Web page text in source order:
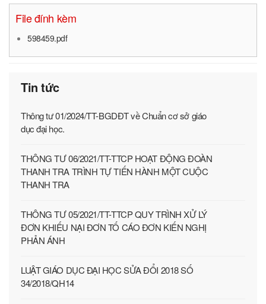
File đính kèm
598459.pdf
Tin tức
Thông tư 01/2024/TT-BGDĐT về Chuẩn cơ sở giáo
dục đại học.
THÔNG TƯ 06/2021/TT-TTCP HOẠT ĐỘNG ĐOÀN
THANH TRA TRÌNH TỰ TIẾN HÀNH MỘT CUỘC
THANH TRA
THÔNG TƯ 05/2021/TT-TTCP QUY TRÌNH XỬ LÝ
ĐƠN KHIẾU NẠI ĐƠN TỐ CÁO ĐƠN KIẾN NGHỊ
PHẢN ÁNH
LUẬT GIÁO DỤC ĐẠI HỌC SỬA ĐỔI 2018 SỐ
34/2018/QH14